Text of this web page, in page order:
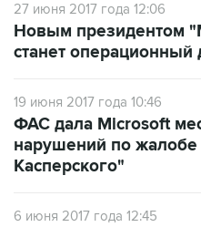
27 июня 2017 года 12:06
Новым президентом
станет операционный
19 июня 2017 года 10:46
ФАС дала Microsoft
нарушений по жалобе
Касперского"
6 июня 2017 года 12:45